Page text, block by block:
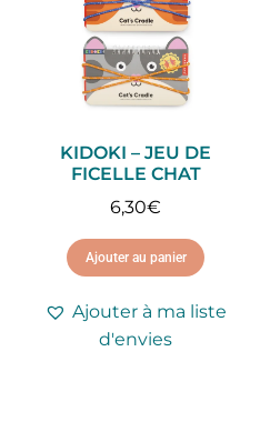
KIDOKI – JEU DE
FICELLE CHAT
6,30€
Ajouter au panier
Ajouter à ma liste
d'envies